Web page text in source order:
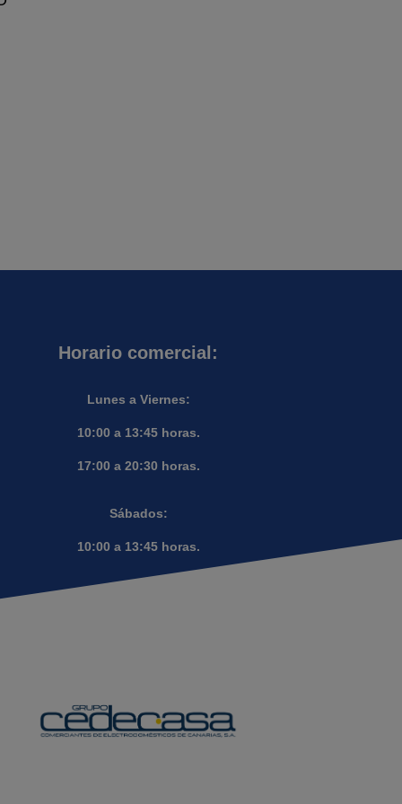
Horario comercial:
Lunes a Viernes:
10:00 a 13:45 horas.
17:00 a 20:30 horas.
Sábados:
10:00 a 13:45 horas.